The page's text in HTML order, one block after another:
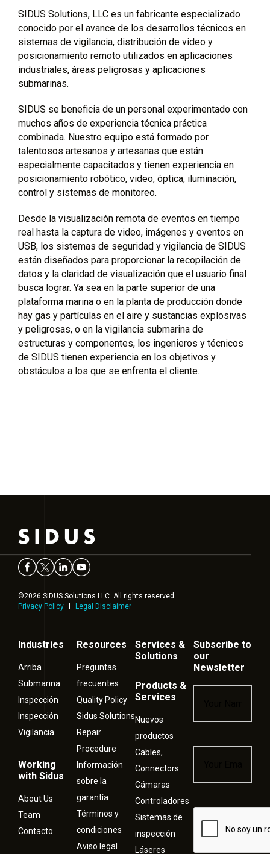
SIDUS Solutions, LLC es un fabricante especializado
conocido por el avance de los desarrollos técnicos en
sistemas de vigilancia, distribución de video y
posicionamiento remoto utilizados en aplicaciones
industriales, áreas peligrosas y aplicaciones
submarinas.
SIDUS se beneficia de un personal experimentado con
muchos años de experiencia técnica práctica
combinada. Nuestro equipo está formado por
talentosos artesanos y artesanas que están
especialmente capacitados y tienen experiencia en
posicionamiento robótico, video, óptica, iluminación,
control y sistemas de monitoreo.
Desde la visualización remota de eventos en tiempo
real hasta la captura de video, imágenes y eventos en
USB, los sistemas de seguridad y vigilancia de SIDUS
están diseñados para proporcionar la recopilación de
datos y la claridad de visualización que el usuario final
busca lograr. Ya sea en la parte superior de una
plataforma marina o en la planta de producción donde
hay gas y partículas en el aire y sustancias explosivas
y peligrosas, o en la vigilancia submarina de
estructuras y componentes, los ingenieros y técnicos
de SIDUS tienen experiencia en los objetivos y
obstáculos a los que se enfrenta el cliente.
©2026 SIDUS Solutions LLC. All rights reserved
Privacy Policy
Legal Disclaimer
Industries
Arriba
Submarina
Inspección
Inspección
Vigilancia
Working
with Sidus
About Us
Team
Contacto
Resources
Preguntas
frecuentes
Quality Policy
Sidus Solutions
Repair
Procedure
Información
sobre la
garantía
Términos y
condiciones
Aviso legal
Services &
Solutions
Products &
Services
Nuevos
productos
Cables,
Connectors
Cámaras
Controladores
Sistemas de
inspección
Láseres
Subscribe to
our
Newsletter